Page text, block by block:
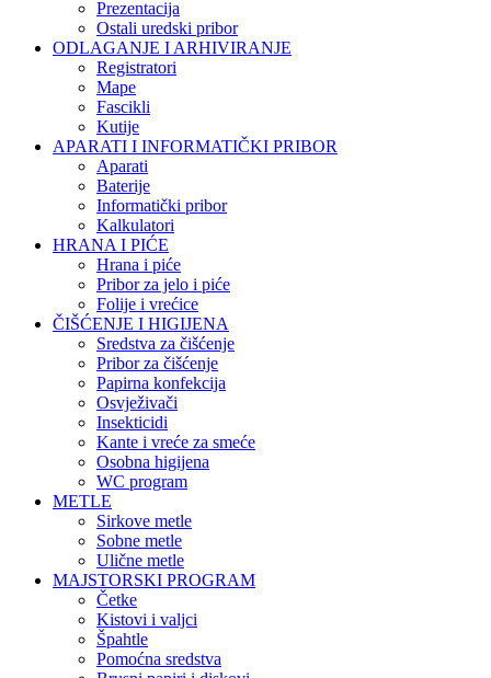
Prezentacija
Ostali uredski pribor
ODLAGANJE I ARHIVIRANJE
Registratori
Mape
Fascikli
Kutije
APARATI I INFORMATIČKI PRIBOR
Aparati
Baterije
Informatički pribor
Kalkulatori
HRANA I PIĆE
Hrana i piće
Pribor za jelo i piće
Folije i vrećice
ČIŠĆENJE I HIGIJENA
Sredstva za čišćenje
Pribor za čišćenje
Papirna konfekcija
Osvježivači
Insekticidi
Kante i vreće za smeće
Osobna higijena
WC program
METLE
Sirkove metle
Sobne metle
Ulične metle
MAJSTORSKI PROGRAM
Četke
Kistovi i valjci
Špahtle
Pomoćna sredstva